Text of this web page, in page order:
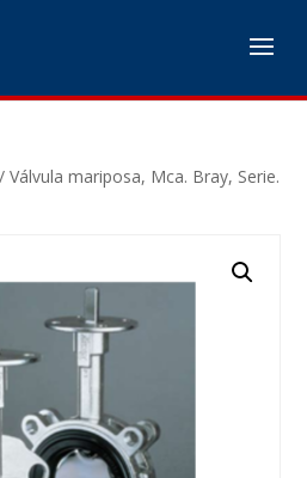
/ Válvula mariposa, Mca. Bray, Serie.